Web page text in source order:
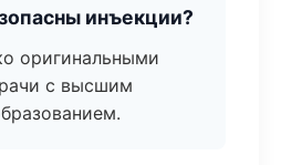
инъекции?
оригинальными
с высшим